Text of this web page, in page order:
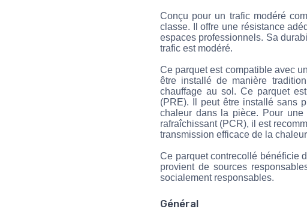
Conçu pour un trafic modéré
classe. Il offre une résistance
espaces professionnels. Sa
trafic est modéré.
Ce parquet est compatible avec
être installé de manière
chauffage au sol. Ce parquet
(PRE). Il peut être installé sans
chaleur dans la pièce. Pour
rafraîchissant (PCR), il est
transmission efficace de la
Ce parquet contrecollé bénéficie
provient de sources
socialement responsables.
Général